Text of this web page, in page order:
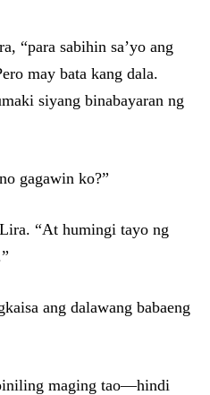
“para sabihin sa’yo ang
may bata kang dala.
siyang binabayaran ng
gagawin ko?”
“At humingi tayo ng
ang dalawang babaeng
maging tao—hindi